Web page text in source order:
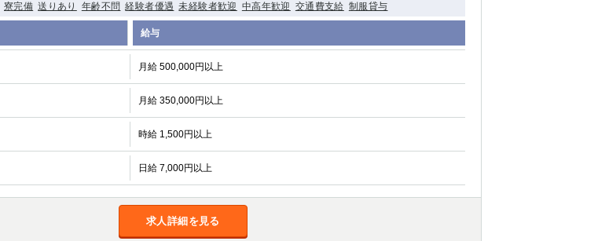
寮完備 送りあり 年齢不問 経験者優遇 未経験者歓迎 中高年歓迎 交通費支給 制服貸与
給与
月給 500,000円以上
月給 350,000円以上
時給 1,500円以上
日給 7,000円以上
求人詳細を見る